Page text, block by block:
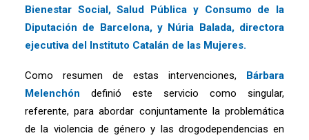
Bienestar Social, Salud Pública y Consumo de la
Diputación de Barcelona, ​​y Núria Balada, directora
ejecutiva del Instituto Catalán de las Mujeres.
Como resumen de estas intervenciones, Bárbara
Melenchón definió este servicio como singular,
referente, para abordar conjuntamente la problemática
de la violencia de género y las drogodependencias en